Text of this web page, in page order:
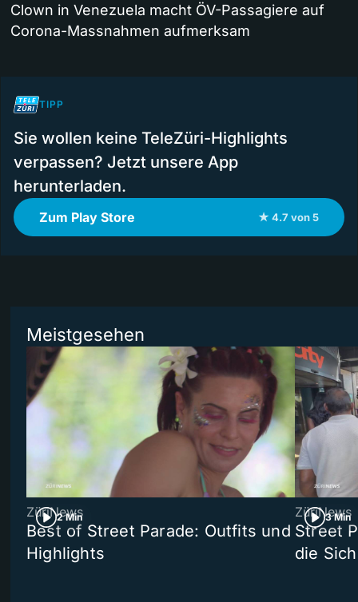
Clown in Venezuela macht ÖV-Passagiere auf
Corona-Massnahmen aufmerksam
TIPP
Sie wollen keine TeleZüri-Highlights
verpassen? Jetzt unsere App
herunterladen.
Zum Play Store ★ 4.7 von 5
Meistgesehen
2 Min
ZüriNews
Best of Street Parade: Outfits und
Highlights
3 Min
ZüriNews
Street
die